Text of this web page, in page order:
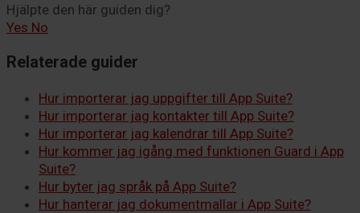
Hjälpte den här guiden dig?
Yes No
Relaterade guider
Hur importerar jag uppgifter till App Suite?
Hur importerar jag kontakter till App Suite?
Hur importerar jag kalendrar till App Suite?
Hur kommer jag igång med funktionen Guard i App
Suite?
Hur byter jag språk på App Suite?
Hur hanterar jag dokumentmallar i App Suite?